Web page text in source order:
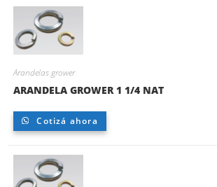
Arandelas grower
ARANDELA GROWER 1 1/4 NAT
Cotizá ahora